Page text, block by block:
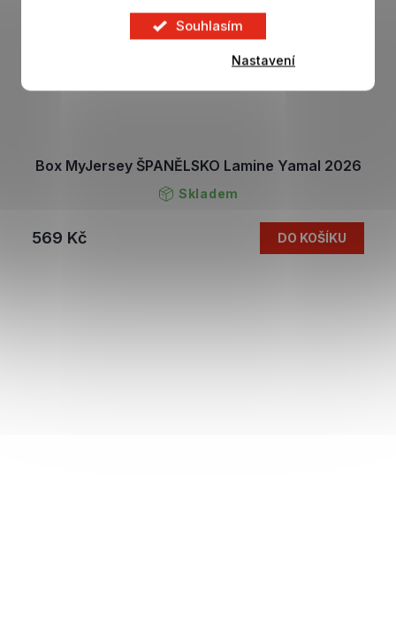
Souhlasím
Nastavení
Box MyJersey ŠPANĚLSKO Lamine Yamal 2026
Skladem
569 Kč DO KOŠÍKU